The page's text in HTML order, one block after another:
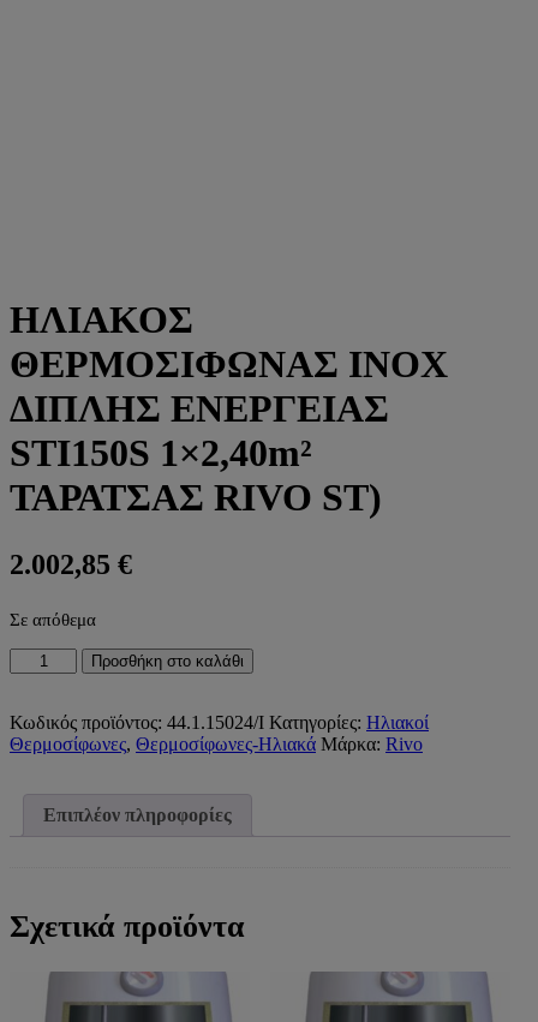
ΗΛΙΑΚΟΣ
ΘΕΡΜΟΣΙΦΩΝΑΣ INOX
ΔΙΠΛΗΣ ΕΝΕΡΓΕΙΑΣ
STI150S 1×2,40m²
ΤΑΡΑΤΣΑΣ RIVO ST)
2.002,85 €
Σε απόθεμα
ΗΛΙΑΚΟΣ
ΘΕΡΜΟΣΙΦΩΝΑΣ
ΔΙΠΛΗΣ
ΕΝΕΡΓΕΙΑΣ
ΤΑΡΑΤΣΑΣ
RIVO
Προσθήκη στο καλάθι
Κωδικός προϊόντος: 44.1.15024/Ι Κατηγορίες: Ηλιακοί
Θερμοσίφωνες, Θερμοσίφωνες-Ηλιακά Μάρκα: Rivo
Επιπλέον πληροφορίες
Σχετικά προϊόντα